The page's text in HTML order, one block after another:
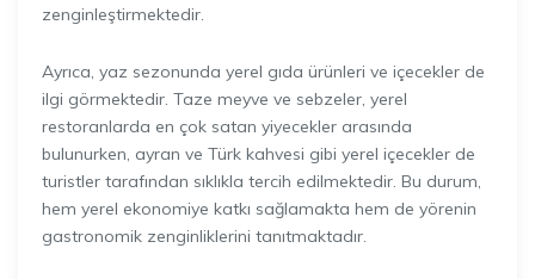
zenginleştirmektedir.
Ayrıca, yaz sezonunda yerel gıda ürünleri ve içecekler de
ilgi görmektedir. Taze meyve ve sebzeler, yerel
restoranlarda en çok satan yiyecekler arasında
bulunurken, ayran ve Türk kahvesi gibi yerel içecekler de
turistler tarafından sıklıkla tercih edilmektedir. Bu durum,
hem yerel ekonomiye katkı sağlamakta hem de yörenin
gastronomik zenginliklerini tanıtmaktadır.